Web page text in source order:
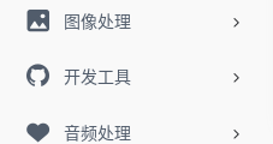
图像处理
开发工具
音频处理